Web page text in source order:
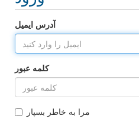
آدرس ایمیل
کلمه عبور
مرا به خاطر بسپار